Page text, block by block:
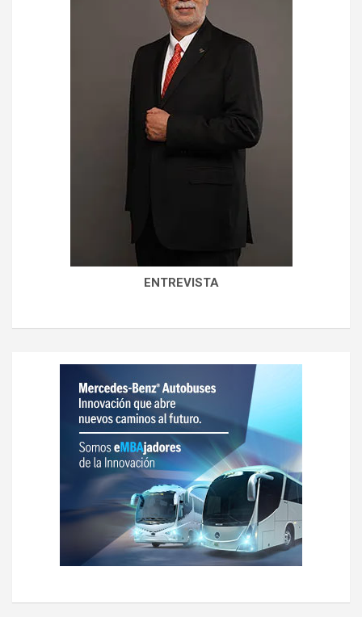
ENTREVISTA